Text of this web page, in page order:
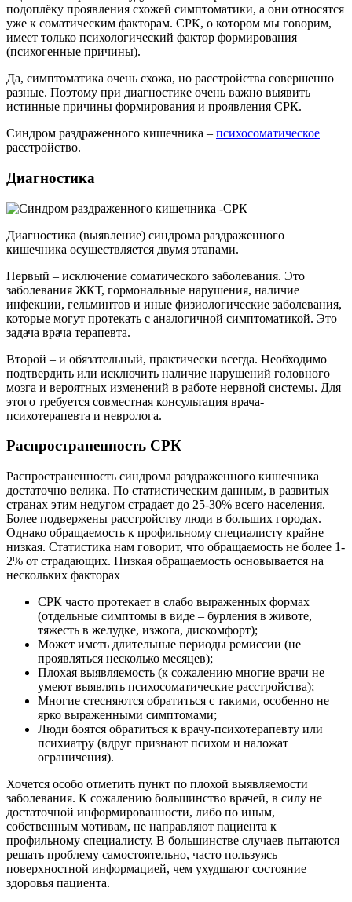
подоплёку проявления схожей симптоматики, а они относятся
уже к соматическим факторам. СРК, о котором мы говорим,
имеет только психологический фактор формирования
(психогенные причины).
Да, симптоматика очень схожа, но расстройства совершенно
разные. Поэтому при диагностике очень важно выявить
истинные причины формирования и проявления СРК.
Синдром раздраженного кишечника – психосоматическое
расстройство.
Диагностика
Диагностика (выявление) синдрома раздраженного
кишечника осуществляется двумя этапами.
Первый – исключение соматического заболевания. Это
заболевания ЖКТ, гормональные нарушения, наличие
инфекции, гельминтов и иные физиологические заболевания,
которые могут протекать с аналогичной симптоматикой. Это
задача врача терапевта.
Второй – и обязательный, практически всегда. Необходимо
подтвердить или исключить наличие нарушений головного
мозга и вероятных изменений в работе нервной системы. Для
этого требуется совместная консультация врача-
психотерапевта и невролога.
Распространенность СРК
Распространенность синдрома раздраженного кишечника
достаточно велика. По статистическим данным, в развитых
странах этим недугом страдает до 25-30% всего населения.
Более подвержены расстройству люди в больших городах.
Однако обращаемость к профильному специалисту крайне
низкая. Статистика нам говорит, что обращаемость не более 1-
2% от страдающих. Низкая обращаемость основывается на
нескольких факторах
СРК часто протекает в слабо выраженных формах
(отдельные симптомы в виде – бурления в животе,
тяжесть в желудке, изжога, дискомфорт);
Может иметь длительные периоды ремиссии (не
проявляться несколько месяцев);
Плохая выявляемость (к сожалению многие врачи не
умеют выявлять психосоматические расстройства);
Многие стесняются обратиться с такими, особенно не
ярко выраженными симптомами;
Люди боятся обратиться к врачу-психотерапевту или
психиатру (вдруг признают психом и наложат
ограничения).
Хочется особо отметить пункт по плохой выявляемости
заболевания. К сожалению большинство врачей, в силу не
достаточной информированности, либо по иным,
собственным мотивам, не направляют пациента к
профильному специалисту. В большинстве случаев пытаются
решать проблему самостоятельно, часто пользуясь
поверхностной информацией, чем ухудшают состояние
здоровья пациента.